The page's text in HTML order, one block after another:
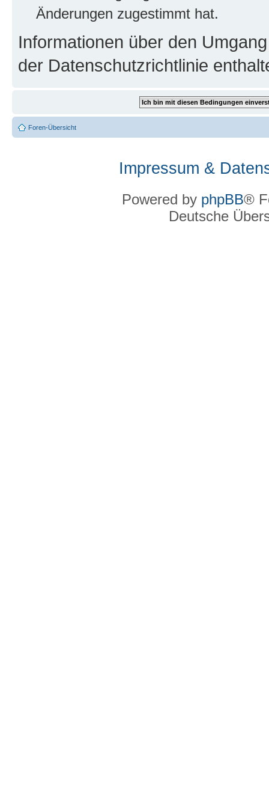
Änderungen zugestimmt hat.
Informationen über den
der Datenschutzrichtlinie
Foren-Übersicht
Impressum &
Powered by phpBB®
Deutsche